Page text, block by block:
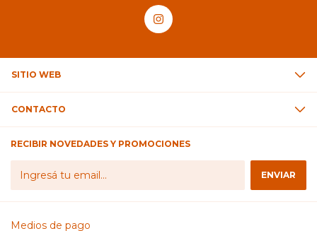
SITIO WEB
CONTACTO
RECIBIR NOVEDADES Y PROMOCIONES
Medios de pago